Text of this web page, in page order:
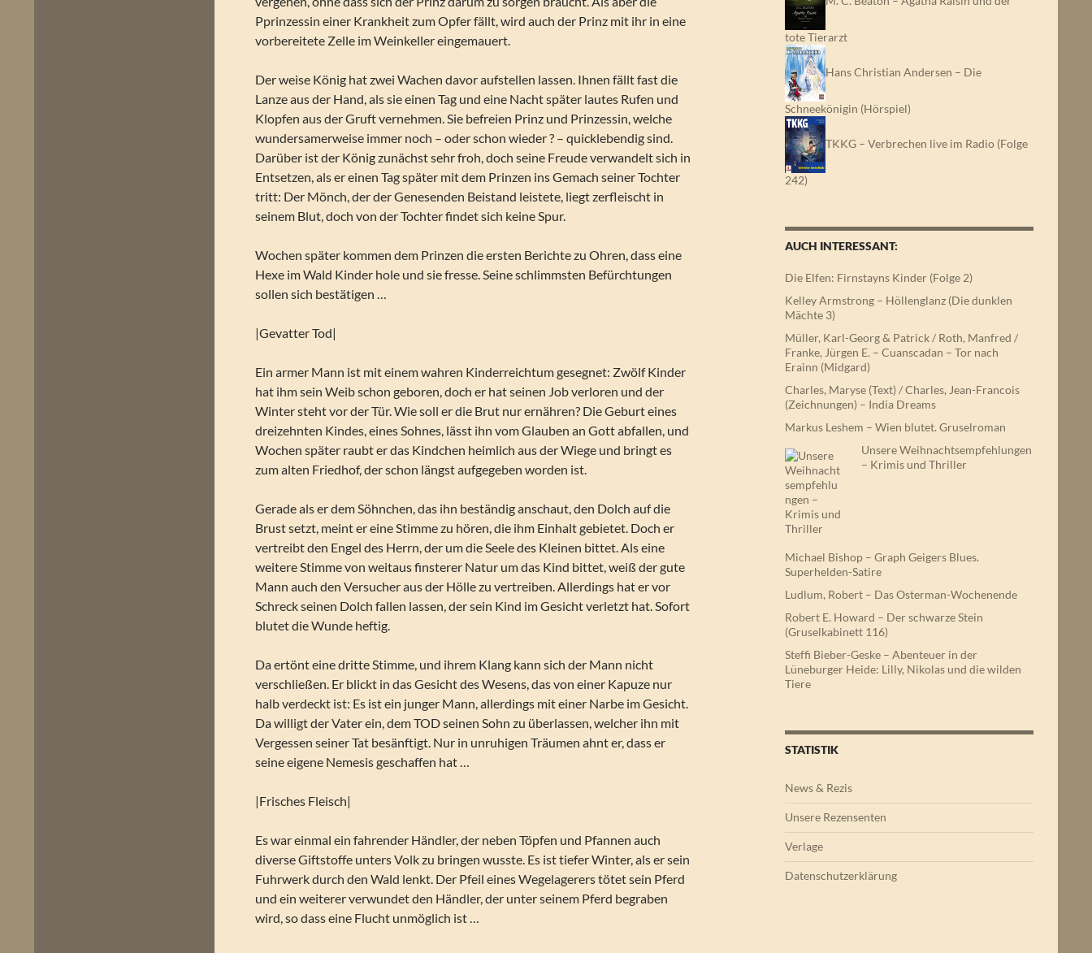
Pprinzessin einer Krankheit zum Opfer fällt, wird auch der Prinz mit ihr in eine
vorbereitete Zelle im Weinkeller eingemauert.
Der weise König hat zwei Wachen davor aufstellen lassen. Ihnen fällt fast die
Lanze aus der Hand, als sie einen Tag und eine Nacht später lautes Rufen und
Klopfen aus der Gruft vernehmen. Sie befreien Prinz und Prinzessin, welche
wundersamerweise immer noch – oder schon wieder ? – quicklebendig sind.
Darüber ist der König zunächst sehr froh, doch seine Freude verwandelt sich in
Entsetzen, als er einen Tag später mit dem Prinzen ins Gemach seiner Tochter
tritt: Der Mönch, der der Genesenden Beistand leistete, liegt zerfleischt in
seinem Blut, doch von der Tochter findet sich keine Spur.
Wochen später kommen dem Prinzen die ersten Berichte zu Ohren, dass eine
Hexe im Wald Kinder hole und sie fresse. Seine schlimmsten Befürchtungen
sollen sich bestätigen …
|Gevatter Tod|
Ein armer Mann ist mit einem wahren Kinderreichtum gesegnet: Zwölf Kinder
hat ihm sein Weib schon geboren, doch er hat seinen Job verloren und der
Winter steht vor der Tür. Wie soll er die Brut nur ernähren? Die Geburt eines
dreizehnten Kindes, eines Sohnes, lässt ihn vom Glauben an Gott abfallen, und
Wochen später raubt er das Kindchen heimlich aus der Wiege und bringt es
zum alten Friedhof, der schon längst aufgegeben worden ist.
Gerade als er dem Söhnchen, das ihn beständig anschaut, den Dolch auf die
Brust setzt, meint er eine Stimme zu hören, die ihm Einhalt gebietet. Doch er
vertreibt den Engel des Herrn, der um die Seele des Kleinen bittet. Als eine
weitere Stimme von weitaus finsterer Natur um das Kind bittet, weiß der gute
Mann auch den Versucher aus der Hölle zu vertreiben. Allerdings hat er vor
Schreck seinen Dolch fallen lassen, der sein Kind im Gesicht verletzt hat. Sofort
blutet die Wunde heftig.
Da ertönt eine dritte Stimme, und ihrem Klang kann sich der Mann nicht
verschließen. Er blickt in das Gesicht des Wesens, das von einer Kapuze nur
halb verdeckt ist: Es ist ein junger Mann, allerdings mit einer Narbe im Gesicht.
Da willigt der Vater ein, dem TOD seinen Sohn zu überlassen, welcher ihn mit
Vergessen seiner Tat besänftigt. Nur in unruhigen Träumen ahnt er, dass er
seine eigene Nemesis geschaffen hat …
|Frisches Fleisch|
Es war einmal ein fahrender Händler, der neben Töpfen und Pfannen auch
diverse Giftstoffe unters Volk zu bringen wusste. Es ist tiefer Winter, als er sein
Fuhrwerk durch den Wald lenkt. Der Pfeil eines Wegelagerers tötet sein Pferd
und ein weiterer verwundet den Händler, der unter seinem Pferd begraben
wird, so dass eine Flucht unmöglich ist …
tote Tierarzt
Hans Christian Andersen – Die
Schneekönigin (Hörspiel)
TKKG – Verbrechen live im Radio (Folge
242)
AUCH INTERESSANT:
Die Elfen: Firnstayns Kinder (Folge 2)
Kelley Armstrong – Höllenglanz (Die dunklen
Mächte 3)
Müller, Karl-Georg & Patrick / Roth, Manfred /
Franke, Jürgen E. – Cuanscadan – Tor nach
Erainn (Midgard)
Charles, Maryse (Text) / Charles, Jean-Francois
(Zeichnungen) – India Dreams
Markus Leshem – Wien blutet. Gruselroman
Unsere Weihnachtsempfehlungen
– Krimis und Thriller
Michael Bishop – Graph Geigers Blues.
Superhelden-Satire
Ludlum, Robert – Das Osterman-Wochenende
Robert E. Howard – Der schwarze Stein
(Gruselkabinett 116)
Steffi Bieber-Geske – Abenteuer in der
Lüneburger Heide: Lilly, Nikolas und die wilden
Tiere
STATISTIK
News & Rezis
Unsere Rezensenten
Verlage
Datenschutzerklärung